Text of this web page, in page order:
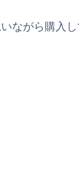
ながら購入し